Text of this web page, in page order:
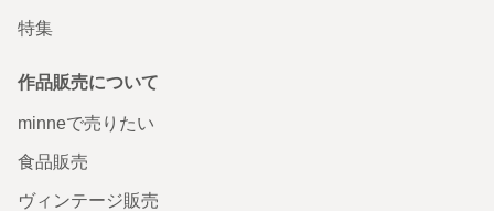
特集
作品販売について
minneで売りたい
食品販売
ヴィンテージ販売